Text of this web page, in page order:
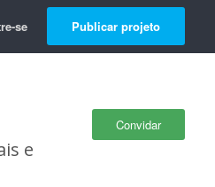
se Publicar projeto
Convidar
e